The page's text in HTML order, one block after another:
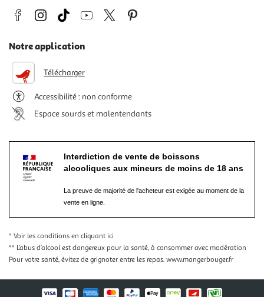
Notre application
Télécharger
Accessibilité : non conforme
Espace sourds et malentendants
Interdiction de vente de boissons
alcooliques aux mineurs de moins de 18 ans
La preuve de majorité de l'acheteur est exigée au moment de la
vente en ligne.
* Voir les conditions en cliquant ici
** L’abus d’alcool est dangereux pour la santé, à consommer avec modération
Pour votre santé, évitez de grignoter entre les repas. www.mangerbouger.fr